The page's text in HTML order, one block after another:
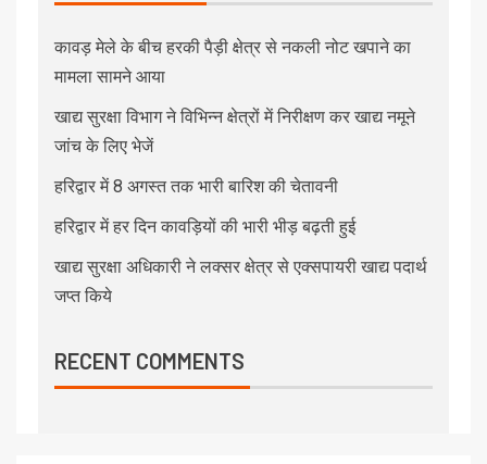
कावड़ मेले के बीच हरकी पैड़ी क्षेत्र से नकली नोट खपाने का
मामला सामने आया
खाद्य सुरक्षा विभाग ने विभिन्न क्षेत्रों में निरीक्षण कर खाद्य नमूने
जांच के लिए भेजें
हरिद्वार में 8 अगस्त तक भारी बारिश की चेतावनी
हरिद्वार में हर दिन कावड़ियों की भारी भीड़ बढ़ती हुई
खाद्य सुरक्षा अधिकारी ने लक्सर क्षेत्र से एक्सपायरी खाद्य पदार्थ
जप्त किये
RECENT COMMENTS